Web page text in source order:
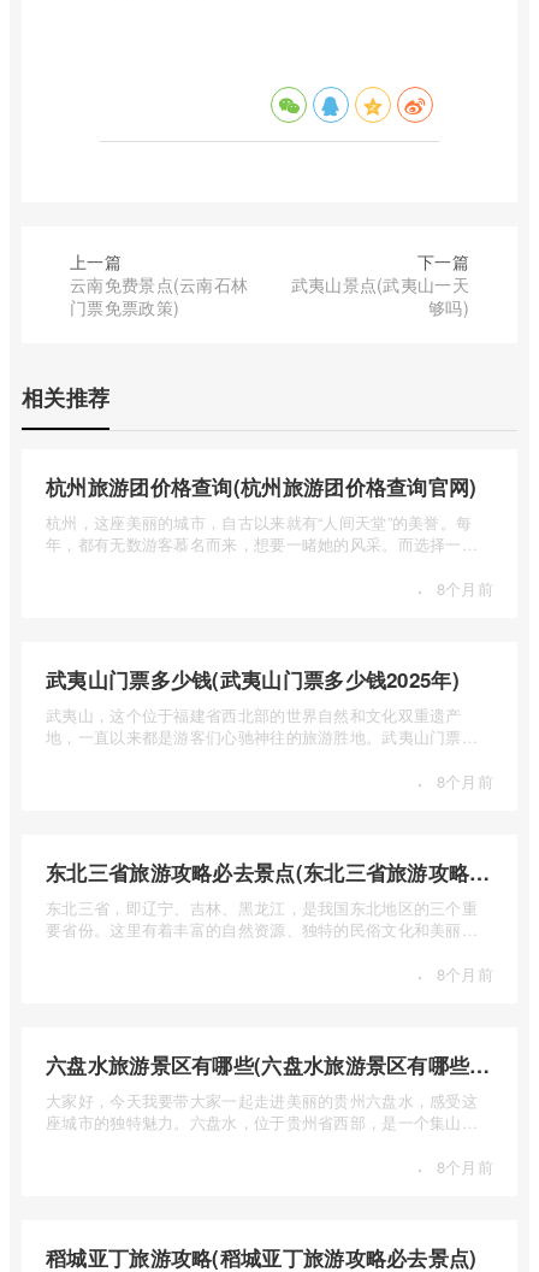
上一篇
云南免费景点(云南石林
门票免票政策)
下一篇
武夷山景点(武夷山一天
够吗)
相关推荐
杭州旅游团价格查询(杭州旅游团价格查询官网)
杭州，这座美丽的城市，自古以来就有“人间天堂”的美誉。每
年，都有无数游客慕名而来，想要一睹她的风采。而选择一个
· 8个月前
武夷山门票多少钱(武夷山门票多少钱2025年)
武夷山，这个位于福建省西北部的世界自然和文化双重遗产
地，一直以来都是游客们心驰神往的旅游胜地。武夷山门票多
· 8个月前
东北三省旅游攻略必去景点(东北三省旅游攻略必去景点视频介绍)
东北三省，即辽宁、吉林、黑龙江，是我国东北地区的三个重
要省份。这里有着丰富的自然资源、独特的民俗文化和美丽的
· 8个月前
六盘水旅游景区有哪些(六盘水旅游景区有哪些景点值得去)
大家好，今天我要带大家一起走进美丽的贵州六盘水，感受这
座城市的独特魅力。六盘水，位于贵州省西部，是一个集山水
· 8个月前
稻城亚丁旅游攻略(稻城亚丁旅游攻略必去景点)